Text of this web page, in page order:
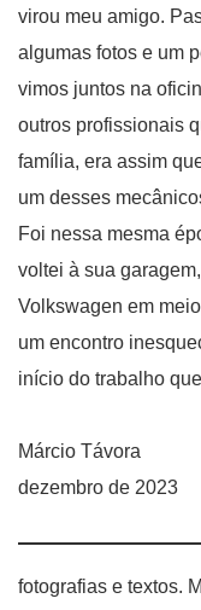
virou meu amigo.
algumas fotos e um
vimos juntos na
outros profissionais
família, era assim
um desses
Foi nessa mesma
voltei à sua
Volkswagen em
um encontro
início do trabalho
Márcio Távora
dezembro de 2023
fotografias e textos.